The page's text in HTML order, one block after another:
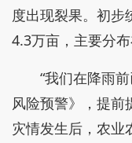
度出现裂果。初步
4.3万亩，主要分
“我们在降雨
风险预警》，提前
灾情发生后，农业